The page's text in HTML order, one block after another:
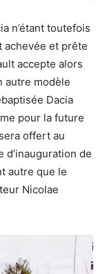
n’étant toutefois
achevée et prête
accepte alors
autre modèle
Dacia
pour la future
offert au
de
autre que le
Nicolae